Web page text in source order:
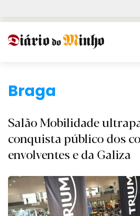
Braga.
Salão Mobilidade
conquista público dos
envolventes e da Galiza